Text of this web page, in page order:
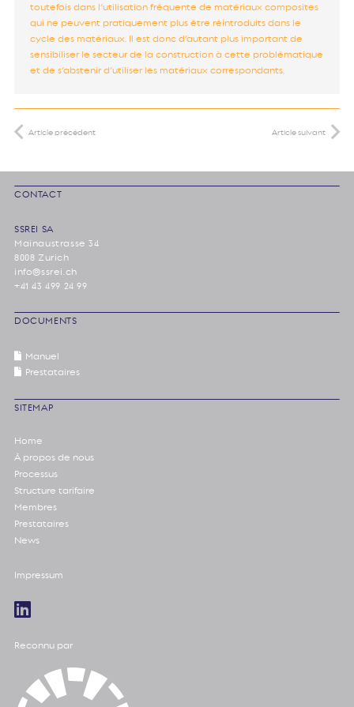
toutefois dans l’utilisation fréquente de matériaux composites
qui ne peuvent pratiquement plus être réintroduits dans le
cycle des matériaux. Il est donc d’autant plus important de
sensibiliser le secteur de la construction à cette problématique
et de s’abstenir d’utiliser les matériaux correspondants.
Article précédent Article suivant
CONTACT
SSREI SA
Mainaustrasse 34
8008 Zurich
info@ssrei.ch
+41 43 499 24 99
DOCUMENTS
Manuel
Prestataires
SITEMAP
Home
À propos de nous
Processus
Structure tarifaire
Membres
Prestataires
News
Impressum
Reconnu par